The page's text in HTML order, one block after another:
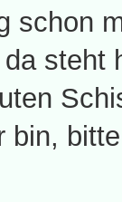
schon
steht
bin,